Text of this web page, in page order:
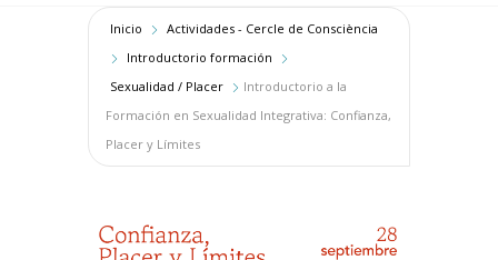
Inicio
Actividades - Cercle de Consciència
Introductorio formación
Sexualidad / Placer
Introductorio a la
Formación en Sexualidad Integrativa: Confianza,
Placer y Límites